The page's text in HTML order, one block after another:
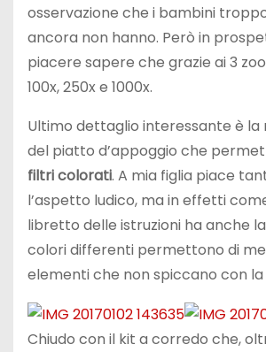
osservazione che i bambini
ancora non hanno. Però in
piacere sapere che grazie ai 3
100x, 250x e 1000x.
Ultimo dettaglio interessante è la
del piatto d’appoggio che
filtri colorati. A mia figlia piace
l’aspetto ludico, ma in effetti
libretto delle istruzioni ha anche
colori differenti permettono di
elementi che non spiccano con
Chiudo con il kit a corredo che,